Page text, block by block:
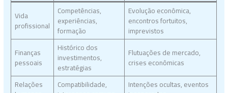
Vida
profissional
Competências,
experiências,
formação
Evolução econômica,
encontros fortuitos,
imprevistos
Finanças
pessoais
Histórico dos
investimentos,
estratégias
Flutuações de mercado,
crises econômicas
Relações
Compatibilidade, Intenções ocultas, eventos